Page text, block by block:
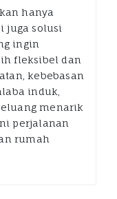
hanya
juga solusi
ingin
fleksibel dan
kebebasan
induk,
menarik
perjalanan
rumah